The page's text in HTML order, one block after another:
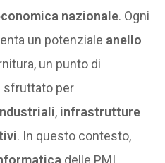
nazionale. Ogni
un potenziale anello
un punto di
sfruttato per
, infrastrutture
. In questo contesto,
delle PMI